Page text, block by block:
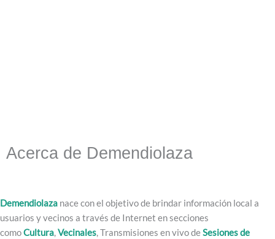
Acerca de Demendiolaza
Demendiolaza nace con el objetivo de brindar información local a
usuarios y vecinos a través de Internet en secciones
comoCultura,Vecinales, Transmisiones en vivo deSesiones de